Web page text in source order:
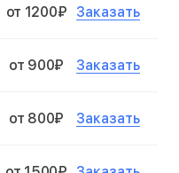
от 1200₽ Заказать
от 900₽ Заказать
от 800₽ Заказать